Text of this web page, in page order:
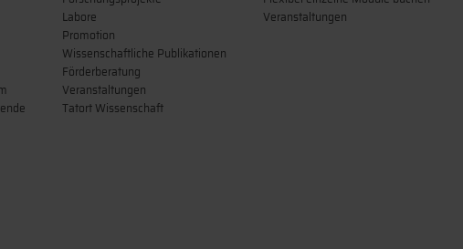
Forschungsschwerpunkte
Institute
Forschungsstandorte
Forschungsgruppen
Forschungsprojekte
Labore
Bachelorstudiengänge
Masterstudiengänge